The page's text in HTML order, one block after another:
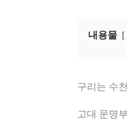
내용물
구리는 수
고대 문명